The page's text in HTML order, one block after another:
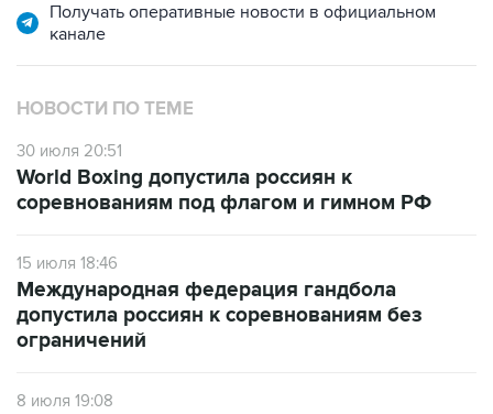
Получать оперативные новости в официальном
канале
НОВОСТИ ПО ТЕМЕ
30 июля 20:51
World Boxing допустила россиян к
соревнованиям под флагом и гимном РФ
15 июля 18:46
Международная федерация гандбола
допустила россиян к соревнованиям без
ограничений
8 июля 19:08